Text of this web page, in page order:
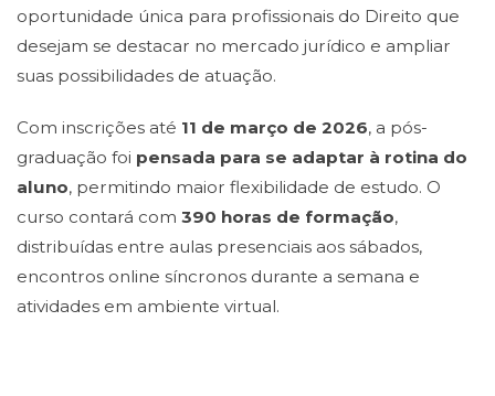
oportunidade única para profissionais do Direito que
desejam se destacar no mercado jurídico e ampliar
suas possibilidades de atuação.
Com inscrições até 11 de março de 2026, a pós-
graduação foi pensada para se adaptar à rotina do
aluno, permitindo maior flexibilidade de estudo. O
curso contará com 390 horas de formação,
distribuídas entre aulas presenciais aos sábados,
encontros online síncronos durante a semana e
atividades em ambiente virtual.